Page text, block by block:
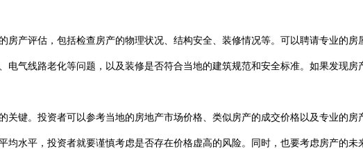
产评估，包括检查房产的物理状况、结构安全、装修情况等。可以聘请专业的房
气线路老化等问题，以及装修是否符合当地的建筑规范和安全标准。如果发现房
键。投资者可以参考当地的房地产市场价格、类似房产的成交价格以及专业的房
水平，投资者就要谨慎考虑是否存在价格虚高的风险。同时，也要考虑房产的未